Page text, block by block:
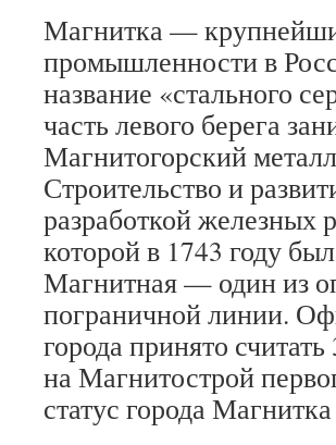
Магнитка —
промышленности в
название «стального
часть левого берега
Магнитогорский
Строительство и
разработкой железных
которой в 1743 году
Магнитная — один из
пограничной линии.
города принято
на Магнитострой
статус города